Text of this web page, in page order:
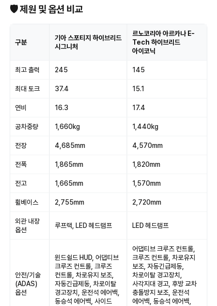
🛡 제원 및 옵션 비교
구분
기아 스포티지 하이브리드
시그니처
르노코리아 아르카나 E-
Tech 하이브리드
아이코닉
최고 출력 245 145
최대 토크 37.4 15.1
연비 16.3 17.4
공차중량 1,660kg 1,440kg
전장 4,685mm 4,570mm
전폭 1,865mm 1,820mm
전고 1,665mm 1,570mm
휠베이스 2,755mm 2,720mm
외관 내장
옵션
루프랙, LED 헤드램프 LED 헤드램프
안전/기술
(ADAS)
옵션
윈드쉴드 HUD, 어댑티브
크루즈 컨트롤, 크루즈
컨트롤, 차로유지 보조,
자동긴급제동, 차로이탈
경고장치, 운전석 에어백,
동승석 에어백, 사이드
어댑티브 크루즈 컨트롤,
크루즈 컨트롤, 차로유지
보조, 자동긴급제동,
차로이탈 경고장치,
사각지대 경고, 후방 교차
충돌방지 보조, 운전석
에어백, 동승석 에어백,